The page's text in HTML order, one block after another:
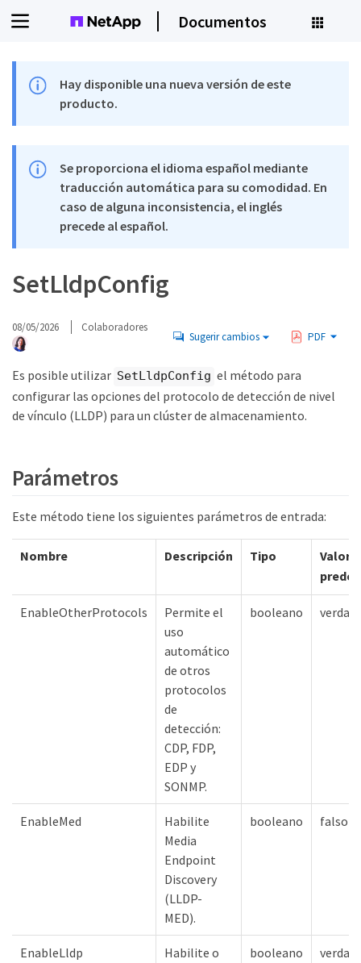
Documentos
Hay disponible una nueva versión de este
producto.
Se proporciona el idioma español mediante
traducción automática para su comodidad. En
caso de alguna inconsistencia, el inglés
precede al español.
SetLldpConfig
08/05/2026 Colaboradores
Sugerir cambios PDF
Es posible utilizar SetLldpConfig el método para
configurar las opciones del protocolo de detección de nivel
de vínculo (LLDP) para un clúster de almacenamiento.
Parámetros
Este método tiene los siguientes parámetros de entrada:
Nombre Descripción Tipo
Valor
EnableOtherProtocols
Permite el
uso
automático
de otros
protocolos
de
detección:
CDP, FDP,
EDP y
SONMP.
booleano
EnableMed
Habilite
Media
Endpoint
Discovery
(LLDP-
MED).
booleano falso
EnableLldp
Habilite o
booleano